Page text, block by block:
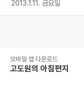
2013.1.11. 금요일
모바일 앱 다운로드
고도원의 아침편지